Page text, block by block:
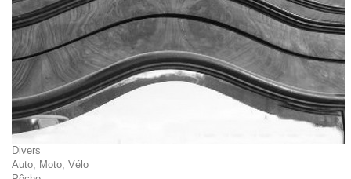
Divers
Auto, Moto, Vélo